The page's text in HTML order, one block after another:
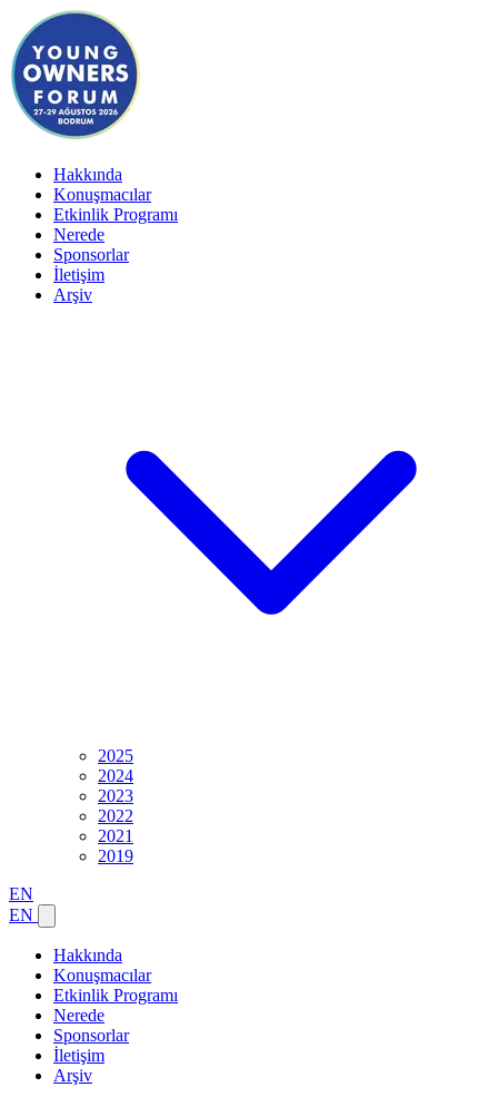
Hakkında
Konuşmacılar
Etkinlik Programı
Nerede
Sponsorlar
İletişim
Arşiv
2025
2024
2023
2022
2021
2019
EN
EN
Hakkında
Konuşmacılar
Etkinlik Programı
Nerede
Sponsorlar
İletişim
Arşiv